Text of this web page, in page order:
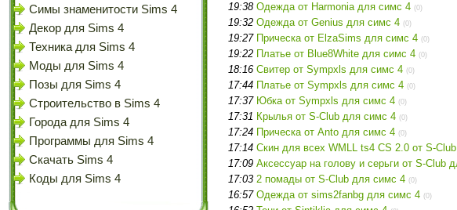
Симы знаменитости Sims 4
Декор для Sims 4
Техника для Sims 4
Моды для Sims 4
Позы для Sims 4
Строительство в Sims 4
Города для Sims 4
Программы для Sims 4
Скачать Sims 4
Коды для Sims 4
19:38 Одежда от Harmonia для симс 4 (0)
19:32 Одежда от Genius для симс 4 (0)
19:27 Прическа от ElzaSims для симс 4 (0)
19:22 Платье от Blue8White для симс 4 (0)
18:16 Свитер от Sympxls для симс 4 (0)
17:44 Платье от Sympxls для симс 4 (0)
17:37 Юбка от Sympxls для симс 4 (0)
17:31 Крылья от S-Club для симс 4 (0)
17:24 Прическа от Anto для симс 4 (0)
17:14 Скин для всех WMLL ts4 CS 2.0 от S-
17:09 Аксессуар на голову и серьги от S-Club
17:03 2 помады от S-Club для симс 4 (0)
16:57 Одежда от sims2fanbg для симс 4 (0)